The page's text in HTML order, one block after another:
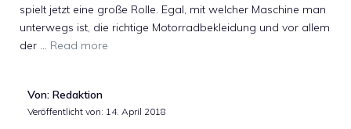
spielt jetzt eine große Rolle. Egal, mit welcher Maschine man
unterwegs ist, die richtige Motorradbekleidung und vor allem
der … Read more
Von: Redaktion
Veröffentlicht von: 14. April 2018